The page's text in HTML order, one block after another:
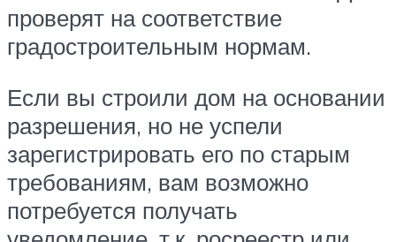
проверят на соответствие
градостроительным нормам.
Если вы строили дом на основании
разрешения, но не успели
зарегистрировать его по старым
требованиям, вам возможно
потребуется получать